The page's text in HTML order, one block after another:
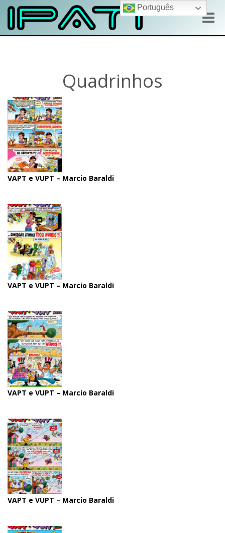
Toggle
Quadrinhos
VAPT e VUPT – Marcio Baraldi
VAPT e VUPT – Marcio Baraldi
VAPT e VUPT – Marcio Baraldi
VAPT e VUPT – Marcio Baraldi
Português